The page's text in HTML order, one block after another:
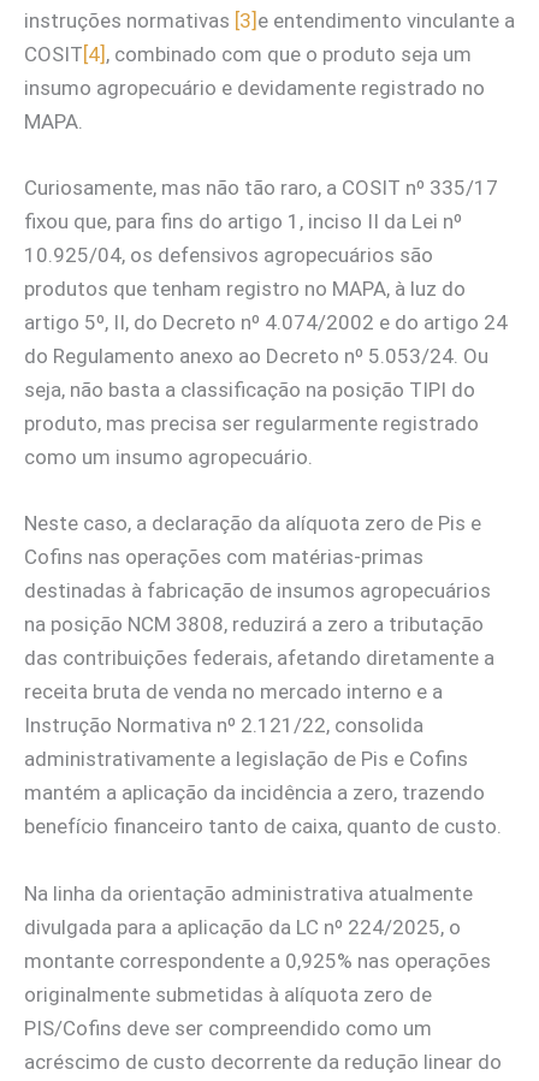
instruções normativas [3] e entendimento vinculante a
COSIT [4] , combinado com que o produto seja um
insumo agropecuário e devidamente registrado no
MAPA.
Curiosamente, mas não tão raro, a COSIT nº 335/17
fixou que, para fins do artigo 1, inciso II da Lei nº
10.925/04, os defensivos agropecuários são
produtos que tenham registro no MAPA, à luz do
artigo 5º, II, do Decreto nº 4.074/2002 e do artigo 24
do Regulamento anexo ao Decreto nº 5.053/24. Ou
seja, não basta a classificação na posição TIPI do
produto, mas precisa ser regularmente registrado
como um insumo agropecuário.
Neste caso, a declaração da alíquota zero de Pis e
Cofins nas operações com matérias-primas
destinadas à fabricação de insumos agropecuários
na posição NCM 3808, reduzirá a zero a tributação
das contribuições federais, afetando diretamente a
receita bruta de venda no mercado interno e a
Instrução Normativa nº 2.121/22, consolida
administrativamente a legislação de Pis e Cofins
mantém a aplicação da incidência a zero, trazendo
benefício financeiro tanto de caixa, quanto de custo.
Na linha da orientação administrativa atualmente
divulgada para a aplicação da LC nº 224/2025, o
montante correspondente a 0,925% nas operações
originalmente submetidas à alíquota zero de
PIS/Cofins deve ser compreendido como um
acréscimo de custo decorrente da redução linear do